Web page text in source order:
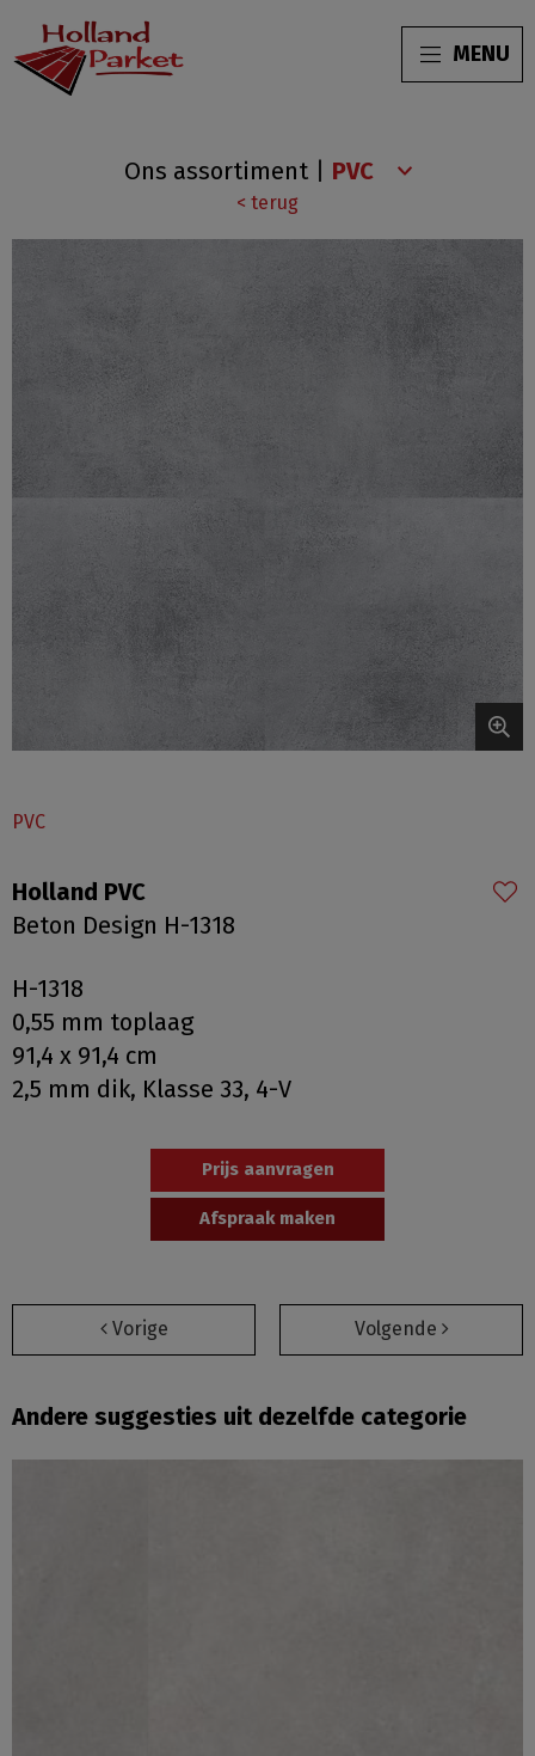
MENU
Ons assortiment
< terug
PVC
Holland PVC
Beton Design H-1318
H-1318
0,55 mm toplaag
91,4 x 91,4 cm
2,5 mm dik, Klasse 33, 4-V
Prijs aanvragen
Afspraak maken
Vorige Volgende
Andere suggesties uit dezelfde categorie